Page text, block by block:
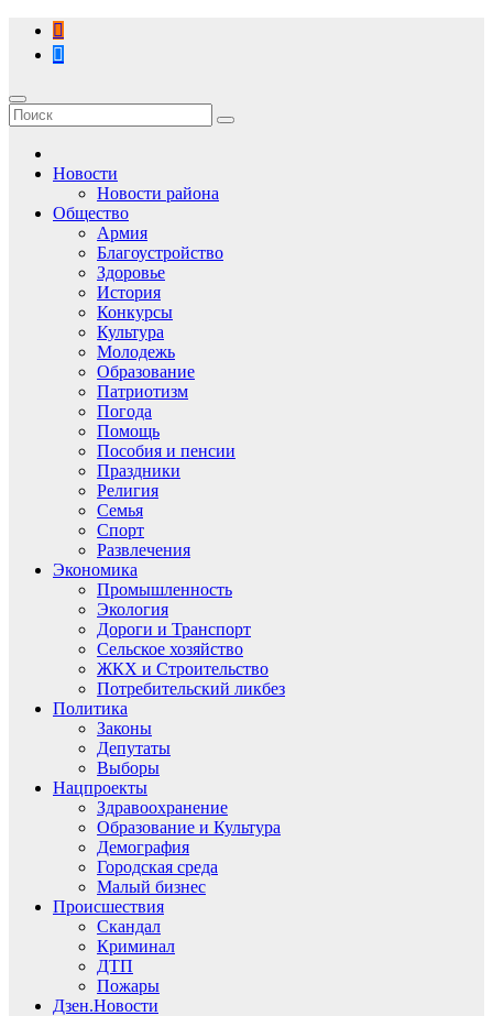
Перейти
содержимому
Новости
Новости района
Общество
Армия
Благоустройство
Здоровье
История
Конкурсы
Культура
Молодежь
Образование
Патриотизм
Погода
Помощь
Пособия и пенсии
Праздники
Религия
Семья
Спорт
Развлечения
Экономика
Промышленность
Экология
Дороги и Транспорт
Сельское хозяйство
ЖКХ и Строительство
Потребительский ликбез
Политика
Законы
Депутаты
Выборы
Нацпроекты
Здравоохранение
Образование и Культура
Демография
Городская среда
Малый бизнес
Происшествия
Скандал
Криминал
ДТП
Пожары
Дзен.Новости